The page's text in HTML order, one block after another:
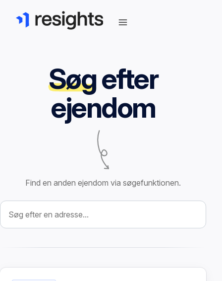
Søgefter
ejendom
Find en anden ejendom via søgefunktionen.
Søg efter ejendom